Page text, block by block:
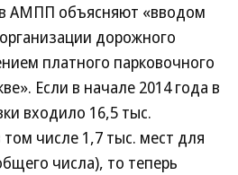
АМПП объясняют «вводом
дорожного
платного парковочного
Если в начале 2014 года в
входило 16,5 тыс.
числе 1,7 тыс. мест для
числа), то теперь